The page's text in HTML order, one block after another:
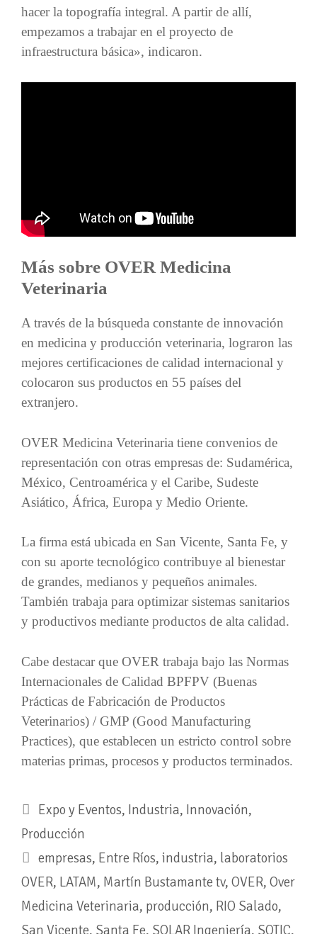
hacer la topografía integral. A partir de allí,
empezamos a trabajar en el proyecto de
infraestructura básica», indicaron.
Más sobre OVER Medicina
Veterinaria
A través de la búsqueda constante de innovación
en medicina y producción veterinaria, lograron las
mejores certificaciones de calidad internacional y
colocaron sus productos en 55 países del
extranjero.
OVER Medicina Veterinaria tiene convenios de
representación con otras empresas de: Sudamérica,
México, Centroamérica y el Caribe, Sudeste
Asiático, África, Europa y Medio Oriente.
La firma está ubicada en San Vicente, Santa Fe, y
con su aporte tecnológico contribuye al bienestar
de grandes, medianos y pequeños animales.
También trabaja para optimizar sistemas sanitarios
y productivos mediante productos de alta calidad.
Cabe destacar que OVER trabaja bajo las Normas
Internacionales de Calidad BPFPV (Buenas
Prácticas de Fabricación de Productos
Veterinarios) / GMP (Good Manufacturing
Practices), que establecen un estricto control sobre
materias primas, procesos y productos terminados.
Expo y Eventos, Industria, Innovación,
Producción
empresas, Entre Ríos,industria, laboratorios
OVER, LATAM, Martín Bustamante tv, OVER, Over
Medicina Veterinaria, producción, RIO Salado,
San Vicente, Santa Fe, SOLAR Ingeniería, SOTIC,